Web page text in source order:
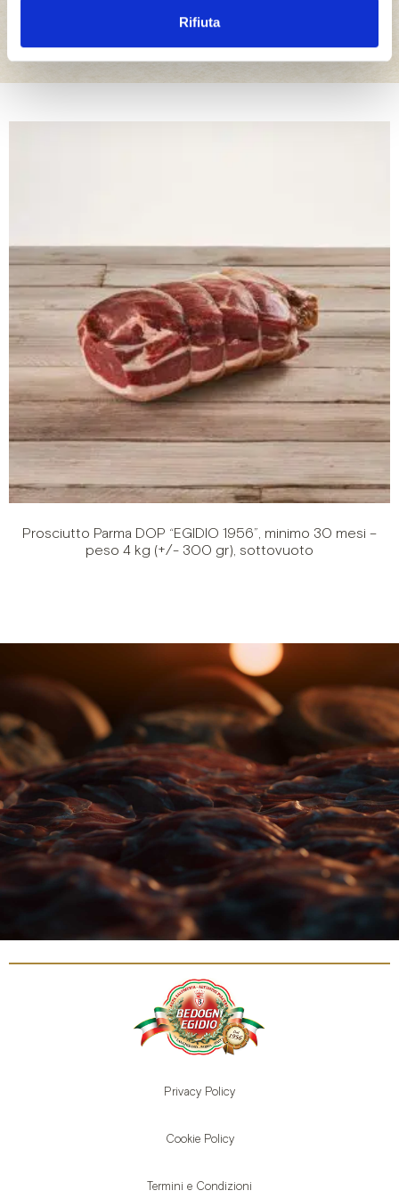
Rifiuta
Prosciutto Parma DOP “EGIDIO 1956”, minimo 30 mesi –
peso 4 kg (+/- 300 gr), sottovuoto
Privacy Policy
Cookie Policy
Termini e Condizioni